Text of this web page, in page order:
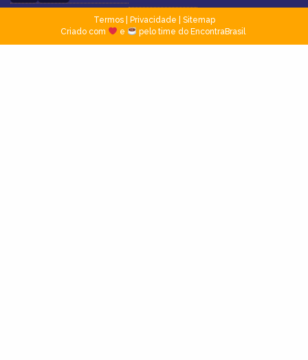
Termos| Privacidade
Sitemap
Criado com
e pelo time do EncontraBrasil